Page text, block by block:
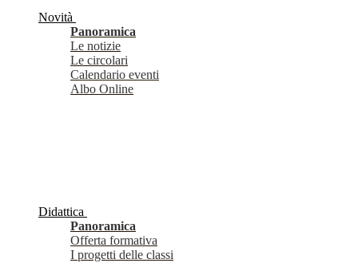
Novità
Panoramica
Le notizie
Le circolari
Calendario eventi
Albo Online
Didattica
Panoramica
Offerta formativa
I progetti delle classi